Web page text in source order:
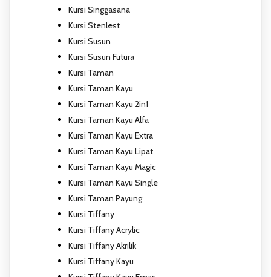
Kursi Singgasana
Kursi Stenlest
Kursi Susun
Kursi Susun Futura
Kursi Taman
Kursi Taman Kayu
Kursi Taman Kayu 2in1
Kursi Taman Kayu Alfa
Kursi Taman Kayu Extra
Kursi Taman Kayu Lipat
Kursi Taman Kayu Magic
Kursi Taman Kayu Single
Kursi Taman Payung
Kursi Tiffany
Kursi Tiffany Acrylic
Kursi Tiffany Akrilik
Kursi Tiffany Kayu